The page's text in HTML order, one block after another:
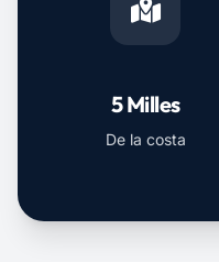
5 Milles
De la costa